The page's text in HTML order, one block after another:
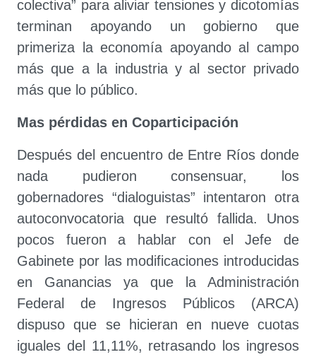
colectiva” para aliviar tensiones y dicotomías
terminan apoyando un gobierno que
primeriza la economía apoyando al campo
más que a la industria y al sector privado
más que lo público.
Mas pérdidas en Coparticipación
Después del encuentro de Entre Ríos donde
nada pudieron consensuar, los
gobernadores “dialoguistas” intentaron otra
autoconvocatoria que resultó fallida. Unos
pocos fueron a hablar con el Jefe de
Gabinete por las modificaciones introducidas
en Ganancias ya que la Administración
Federal de Ingresos Públicos (ARCA)
dispuso que se hicieran en nueve cuotas
iguales del 11,11%, retrasando los ingresos